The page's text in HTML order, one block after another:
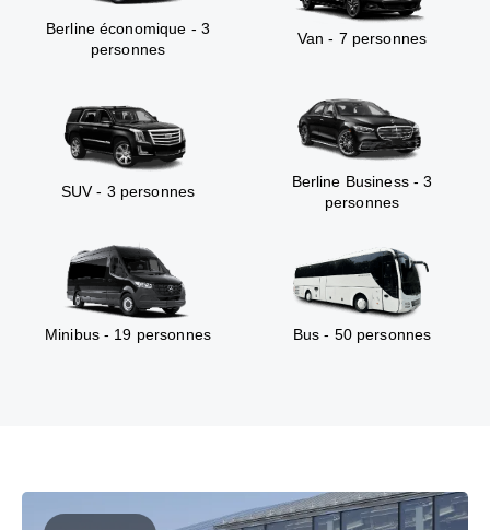
Berline économique - 3
personnes
Van - 7 personnes
SUV - 3 personnes
Berline Business - 3
personnes
Minibus - 19 personnes Bus - 50 personnes